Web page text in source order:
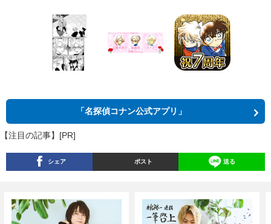
「名探偵コナン公式アプリ」
【注目の記事】[PR]
シェア ポスト 送る